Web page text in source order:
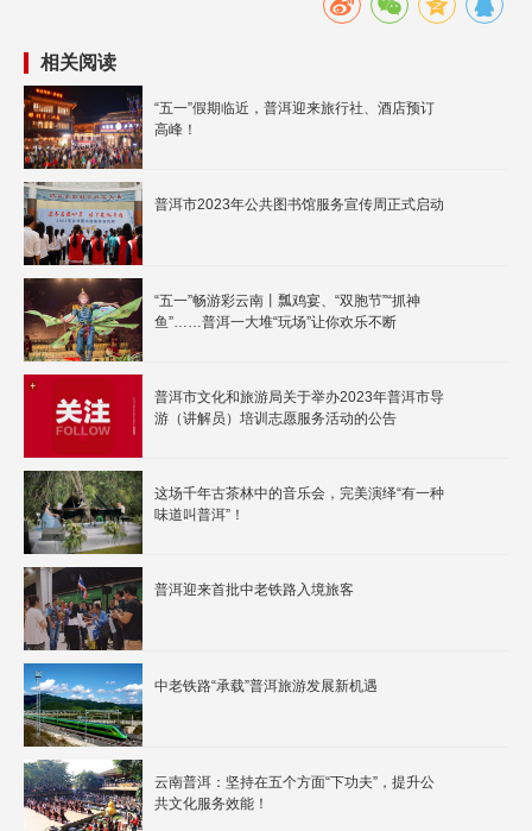
相关阅读
“五一”假期临近，普洱迎来旅行社、酒店预订
高峰！
普洱市2023年公共图书馆服务宣传周正式启动
“五一”畅游彩云南丨瓢鸡宴、“双胞节”“抓神
鱼”……普洱一大堆“玩场”让你欢乐不断
普洱市文化和旅游局关于举办2023年普洱市导
游（讲解员）培训志愿服务活动的公告
这场千年古茶林中的音乐会，完美演绎“有一种
味道叫普洱”！
普洱迎来首批中老铁路入境旅客
中老铁路“承载”普洱旅游发展新机遇
云南普洱：坚持在五个方面“下功夫”，提升公
共文化服务效能！